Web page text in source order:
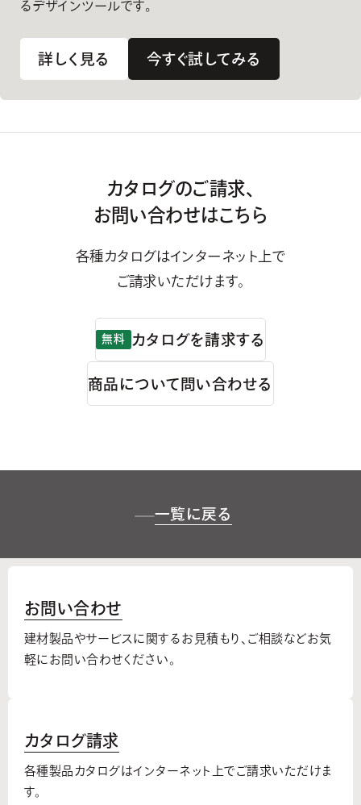
るデザインツールです。
詳しく見る 今すぐ試してみる
カタログのご請求、
お問い合わせはこちら
各種カタログはインターネット上で
ご請求いただけます。
無料 カタログを請求する
商品について問い合わせる
一覧に戻る
お問い合わせ
建材製品やサービスに関するお見積もり、 ご相談などお気
軽にお問い合わせください。
カタログ請求
各種製品カタログはインターネット上でご請求いただけま
す。